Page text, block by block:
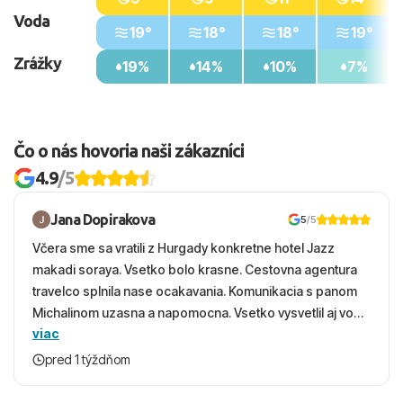
Voda
Zrážky
19°
19%
18°
14%
18°
10%
19°
7%
Čo o nás hovoria naši zákazníci
4.9/5
Jana Dopirakova 5/5
Včera sme sa vratili z Hurgady konkretne hotel Jazz
makadi soraya. Vsetko bolo krasne. Cestovna agentura
travelco splnila nase ocakavania. Komunikacia s panom
Michalinom uzasna a napomocna. Vsetko vysvetlil aj vo
vecernych hodinach zaco sa ospravedlnujem. Hotel
krasny, cisty. Sluzby top. Strava, prostredie, more,
viac
pred 1 týždňom